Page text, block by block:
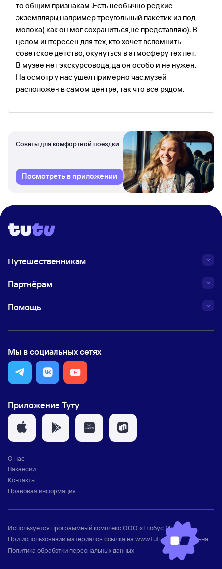
то общим признакам .Есть необычно редкие
экземпляры,например треугольный пакетик из под
молока( как он мог сохраниться,не представляю). В
целом интересен для тех, кто хочет вспомнить
советское детство, окунуться в атмосферу тех лет.
В музее нет экскурсовода, да он особо и не нужен.
На осмотр у нас ушел примерно час.музей
расположен в самом центре, так что все рядом.
Советы для комфортной поездки
Посмотреть в приложении
Путешественникам
Партнёрам
Помощь
Мы в социальных сетях
Приложение Туту
О нас
Вакансии
Контакты
Правовая информация
Используется программный комплексООО «Глобус Медиа»
При использовании материалов ссылка на www.tutu.ru обязательна
Политика обработки персональных данных